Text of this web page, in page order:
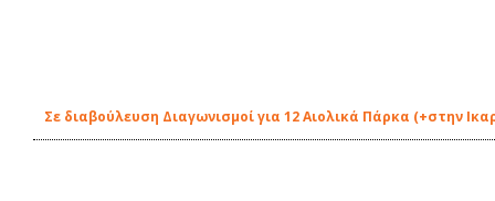
Σε διαβούλευση Διαγωνισμοί για 12 Αιολικά Πάρκα (+στην